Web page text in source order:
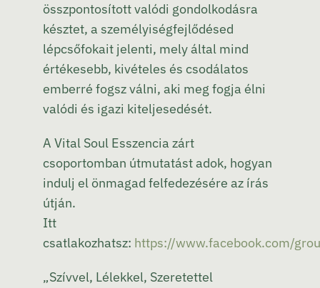
összpontosított valódi gondolkodásra
késztet, a személyiségfejlődésed
lépcsőfokait jelenti, mely által mind
értékesebb, kivételes és csodálatos
emberré fogsz válni, aki meg fogja élni
valódi és igazi kiteljesedését.
A Vital Soul Esszencia zárt
csoportomban útmutatást adok, hogyan
indulj el önmagad felfedezésére az írás
útján.
Itt
csatlakozhatsz: https://www.facebook.com/
„Szívvel, Lélekkel, Szeretettel